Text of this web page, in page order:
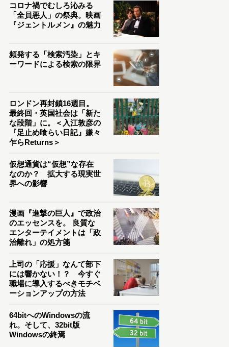
コロナ禍でむしろ沁みる
「全員悪人」の祭典。映画
『ジェントルメン』の魅力
頻発する「検索汚染」とキ
ーワードによる検索の限界
ロンドン再封鎖16週目。
最終回・英国社会は「新た
な段階」に。＜入江敦彦の
『足止め喰らい日記』嫌々
乍らReturns＞
仮想通貨は“仮想”な存在
なのか？ 拡大する現実世
界への影響
漫画『進撃の巨人』で政治
のエッセンスを。 良質な
エンターテイメントは「政
治離れ」の処方箋
上司の「応援」なんて部下
には響かない！？ 今すぐ
職場に導入するべきモチベ
ーションアップの方法
64bitへのWindowsの流
れ。そして、32bit版
Windowsの終焉